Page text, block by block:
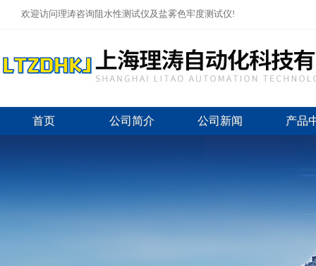
欢迎访问理涛咨询阻水性测试仪及盐雾色牢度测试仪!
首页 公司简介 公司新闻 产品